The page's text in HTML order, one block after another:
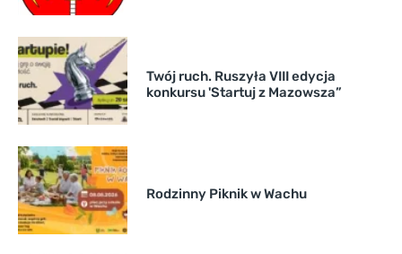
Twój ruch. Ruszyła VIII edycja
konkursu 'Startuj z Mazowsza”
Rodzinny Piknik w Wachu